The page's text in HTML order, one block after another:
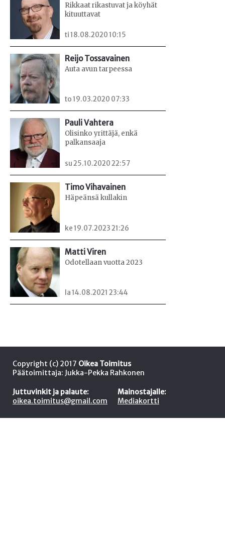
Rikkaat rikastuvat ja köyhät
kituuttavat
ti 18.08.2020 10:15
Reijo Tossavainen
Auta avun tarpeessa
to 19.03.2020 07:33
Pauli Vahtera
Olisinko yrittäjä, enkä
palkansaaja
su 25.10.2020 22:57
Timo Vihavainen
Häpeänsä kullakin
ke 19.07.2023 21:26
Matti Viren
Odotellaan vuotta 2023
la 14.08.2021 23:44
Copyright (c) 2017 Oikea Toimitus
Päätoimittaja: Jukka-Pekka Rahkonen
Juttuvinkit ja palaute:
oikea.toimitus@gmail.com
Mainostajalle:
Mediakortti